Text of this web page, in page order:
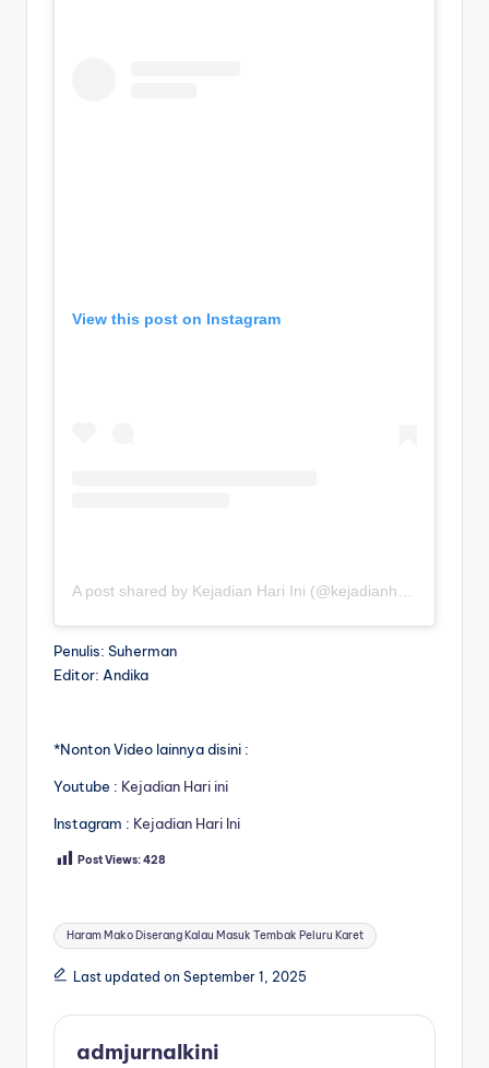
View this post on Instagram
A post shared by Kejadian Hari Ini (@kejadianhariiniii)
Penulis: Suherman
Editor: Andika
*Nonton Video lainnya disini :
Youtube : Kejadian Hari ini
Instagram : Kejadian Hari Ini
Post Views:428
Tags:
Haram Mako Diserang Kalau Masuk Tembak Peluru Karet
Last updated on September 1, 2025
admjurnalkini